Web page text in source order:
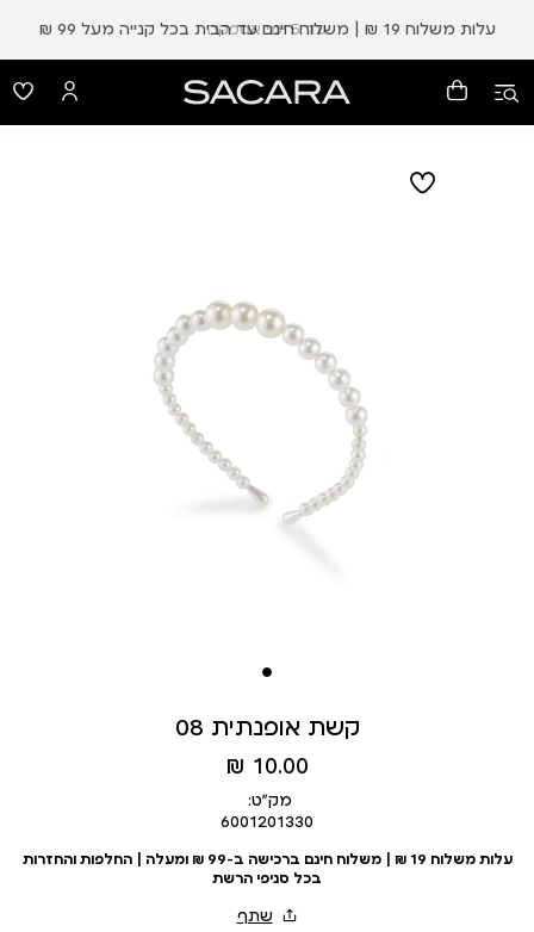
עלות משלוח 19 ₪ | משלוח חינם עד הבית בכל קנייה מעל 99 ₪ עד 5 ימי אספקה
קשת אופנתית 08
מחיר
מוצר
10.00 ₪
מק״ט:
6001201330
עלות משלוח 19 ₪ | משלוח חינם ברכישה ב-99 ₪ ומעלה | החלפות והחזרות
בכל סניפי הרשת